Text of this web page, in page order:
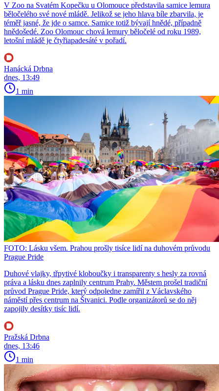
V Zoo na Svatém Kopečku u Olomouce představila samice lemura
běločelého své nové mládě. Jelikož se jeho hlava bíle zbarvila, je
téměř jasné, že jde o samce. Samice totiž bývají hnědé, případně
hnědošedé. Zoo Olomouc chová lemury běločelé od roku 1989,
letošní mládě je čtyřiapadesáté v pořadí.
Hanácká Drbna
dnes, 13:49
1 min
FOTO: Lásku všem. Prahou prošly tisíce lidí na duhovém průvodu
Prague Pride
Duhové vlajky, třpytivé kloboučky i transparenty s hesly za rovná
práva a lásku dnes zaplnily centrum Prahy. Městem prošel tradiční
průvod Prague Pride, který odpoledne zamířil z Václavského
náměstí přes centrum na Štvanici. Podle organizátorů se do něj
zapojily desítky tisíc lidí.
Pražská Drbna
dnes, 13:46
1 min